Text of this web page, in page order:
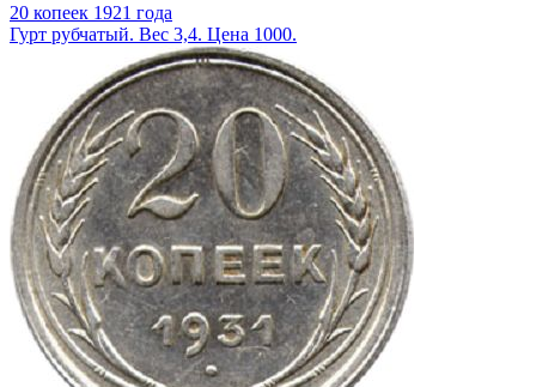
20 копеек 1921 года
Гурт рубчатый. Вес 3,4. Цена 1000.